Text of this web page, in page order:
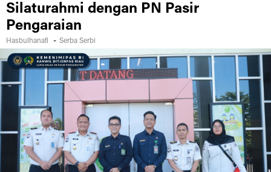
Silaturahmi dengan PN Pasir
Pengaraian
Hasbulhanafi - Serba Serbi